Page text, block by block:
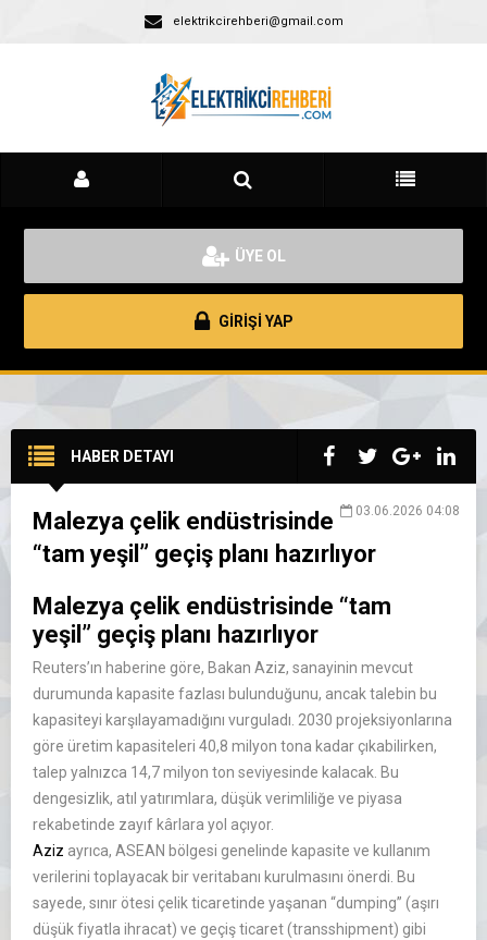
elektrikcirehberi@gmail.com
ÜYE OL
GİRİŞİ YAP
HABER DETAYI
03.06.2026 04:08
Malezya çelik endüstrisinde
“tam yeşil” geçiş planı hazırlıyor
Malezya çelik endüstrisinde “tam
yeşil” geçiş planı hazırlıyor
Reuters’ın haberine göre, Bakan Aziz, sanayinin mevcut
durumunda kapasite fazlası bulunduğunu, ancak talebin bu
kapasiteyi karşılayamadığını vurguladı. 2030 projeksiyonlarına
göre üretim kapasiteleri 40,8 milyon tona kadar çıkabilirken,
talep yalnızca 14,7 milyon ton seviyesinde kalacak. Bu
dengesizlik, atıl yatırımlara, düşük verimliliğe ve piyasa
rekabetinde zayıf kârlara yol açıyor.
Aziz ayrıca, ASEAN bölgesi genelinde kapasite ve kullanım
verilerini toplayacak bir veritabanı kurulmasını önerdi. Bu
sayede, sınır ötesi çelik ticaretinde yaşanan “dumping” (aşırı
düşük fiyatla ihracat) ve geçiş ticaret (transshipment) gibi